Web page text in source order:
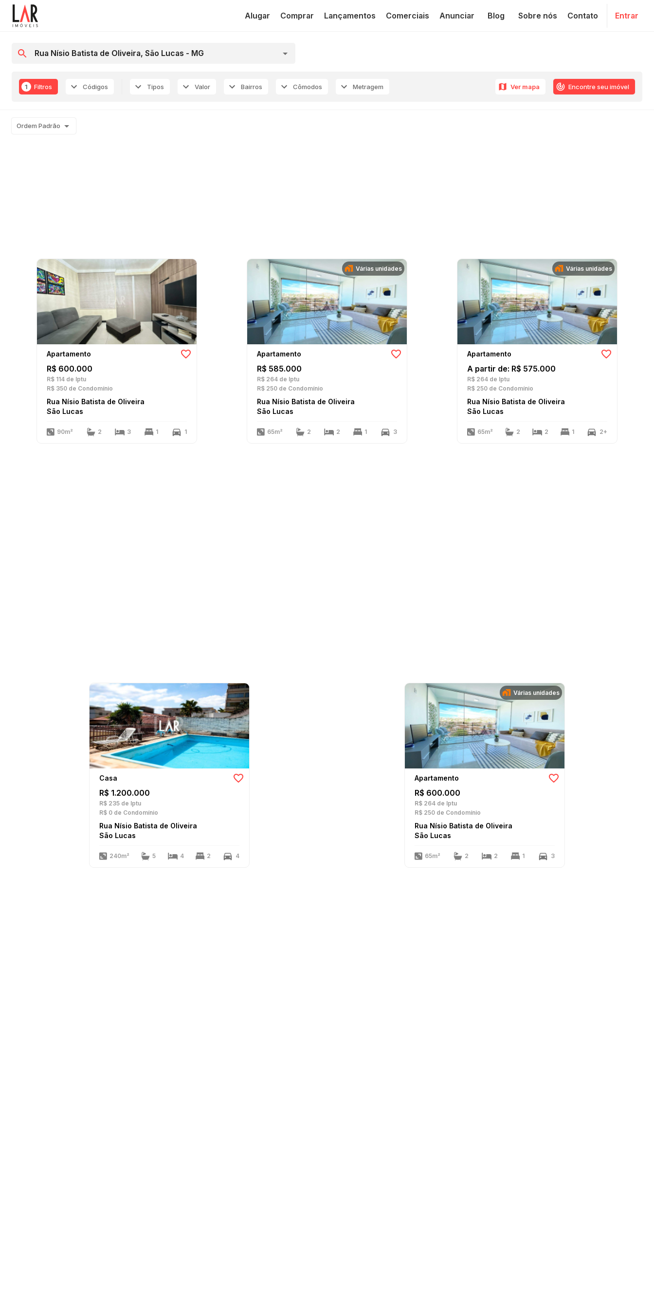
Alugar Comprar Lançamentos Comerciais Anunciar Blog Sobre nós Contato Entrar
1 Filtros Códigos Tipos Valor Bairros Cômodos Metragem Ver mapa Encontre seu imóvel
Ordem Padrão
Apartamento
R$ 600.000
R$ 114 de Iptu
R$ 350 de Condomínio
Rua Nísio Batista de Oliveira
São Lucas
90m² 2 3 1 1
Várias unidades
Apartamento
R$ 585.000
R$ 264 de Iptu
R$ 250 de Condomínio
Rua Nísio Batista de Oliveira
São Lucas
65m² 2 2 1 3
Várias unidades
Apartamento
A partir de: R$ 575.000
R$ 264 de Iptu
R$ 250 de Condomínio
Rua Nísio Batista de Oliveira
São Lucas
65m² 2 2 1 2+
Casa
R$ 1.200.000
R$ 235 de Iptu
R$ 0 de Condomínio
Rua Nísio Batista de Oliveira
São Lucas
240m² 5 4 2 4
Várias unidades
Apartamento
R$ 600.000
R$ 264 de Iptu
R$ 250 de Condomínio
Rua Nísio Batista de Oliveira
São Lucas
65m² 2 2 1 3